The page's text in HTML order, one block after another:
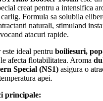
creat pentru a intensifica
Formula sa solubila
naturali, stimuland
atacuri rapide.
ideal pentru boiliesuri,
afecta flotabilitatea. Aroma
Special (NS1) asigura o
apei.
principale: